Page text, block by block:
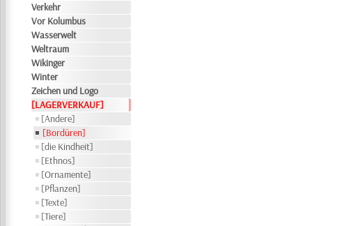
Verkehr
Vor Kolumbus
Wasserwelt
Weltraum
Wikinger
Winter
Zeichen und Logo
[LAGERVERKAUF]
[Andere]
[Bordüren]
[die Kindheit]
[Ethnos]
[Ornamente]
[Pflanzen]
[Texte]
[Tiere]